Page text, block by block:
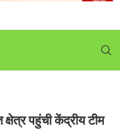
क्षेत्र पहुंची केंद्रीय टीम